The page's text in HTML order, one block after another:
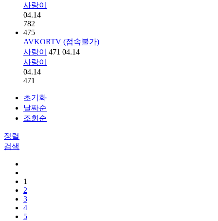
사랑이
04.14
782
475
AVKORTV (접속불가)
사랑이
471 04.14
사랑이
04.14
471
초기화
날짜순
조회순
정렬
검색
1
2
3
4
5